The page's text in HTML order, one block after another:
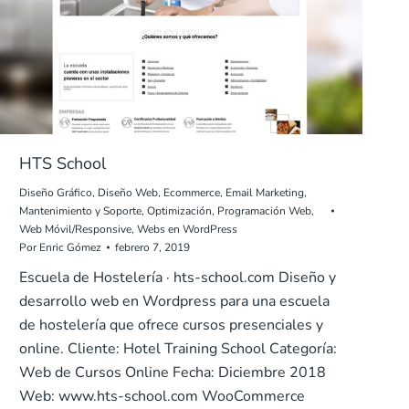
HTS School
Diseño Gráfico, Diseño Web, Ecommerce, Email Marketing,
Mantenimiento y Soporte, Optimización, Programación Web,
Web Móvil/Responsive, Webs en WordPress
PorEnric Gómez febrero 7, 2019
Escuela de Hostelería · hts-school.com Diseño y
desarrollo web en Wordpress para una escuela
de hostelería que ofrece cursos presenciales y
online. Cliente: Hotel Training School Categoría:
Web de Cursos Online Fecha: Diciembre 2018
Web: www.hts-school.com WooCommerce